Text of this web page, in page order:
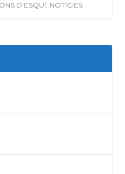
D'ESQUÍ, NOTÍCIES